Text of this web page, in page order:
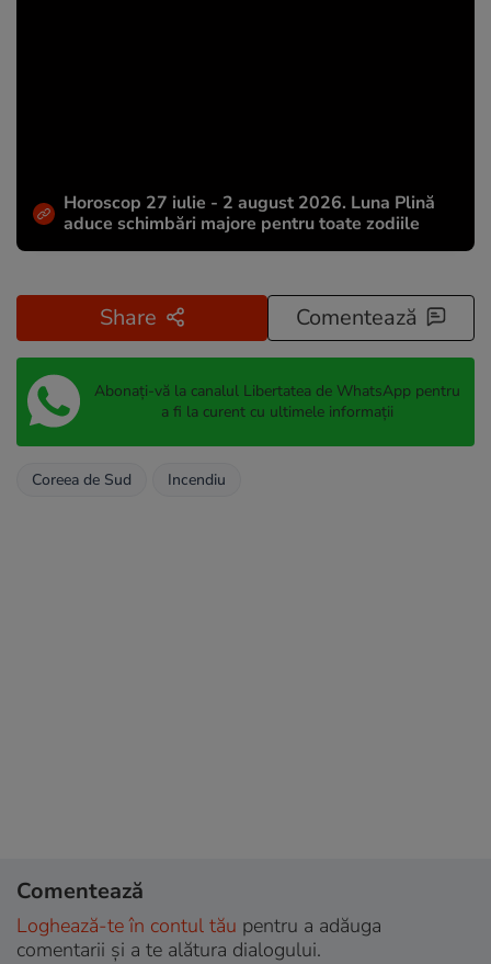
Horoscop 27 iulie - 2 august 2026. Luna Plină
aduce schimbări majore pentru toate zodiile
Share Comentează
Abonați-vă la canalul Libertatea de WhatsApp pentru
a fi la curent cu ultimele informații
Coreea de Sud Incendiu
Comentează
Loghează-te în contul tău pentru a adăuga
comentarii și a te alătura dialogului.